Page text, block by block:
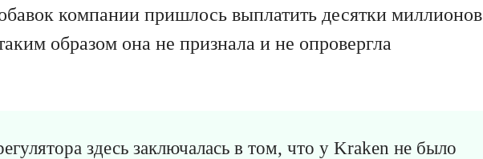
компании пришлось выплатить десятки миллионов
образом она не признала и не опровергла
здесь заключалась в том, что у Kraken не было